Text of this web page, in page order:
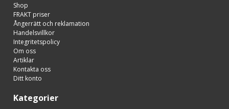
Shop
FRAKT priser
Ångerrätt och reklamation
Handelsvillkor
Integritetspolicy
Om oss
Artiklar
Kontakta oss
Ditt konto
Kategorier